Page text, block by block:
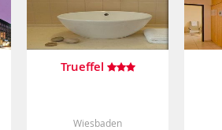
Trueffel
Wiesbaden